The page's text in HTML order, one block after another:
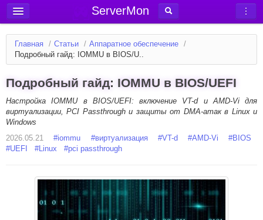
ServerMon
Добавить сервер
Мониторинг серверов
Блог
Статьи
Вход в аккаунт
Главная / Статьи / Аппаратное обеспечение /
Подробный гайд: IOMMU в BIOS/U..
Подробный гайд: IOMMU в BIOS/UEFI
Настройка IOMMU в BIOS/UEFI: включение VT-d и AMD-Vi для
виртуализации, PCI Passthrough и защиты от DMA-атак в Linux и
Windows
2026.05.21
#iommu #виртуализация #VT-d #AMD-Vi #BIOS
#UEFI #Linux #pci passthrough